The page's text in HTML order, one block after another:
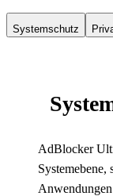
Systemschutz
AdBlocker
Systemebene,